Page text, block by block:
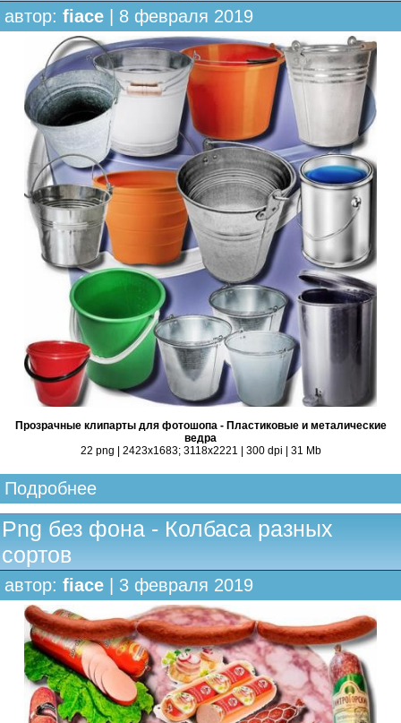
автор: fiace | 8 февраля 2019
Прозрачные клипарты для фотошопа - Пластиковые и металические
ведра
22 png | 2423x1683; 3118х2221 | 300 dpi | 31 Mb
Подробнее
Png без фона - Колбаса разных
сортов
автор: fiace | 3 февраля 2019